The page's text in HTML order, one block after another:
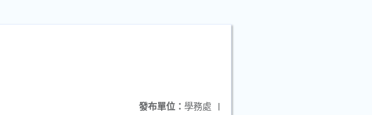
發布單位： 學務處 |